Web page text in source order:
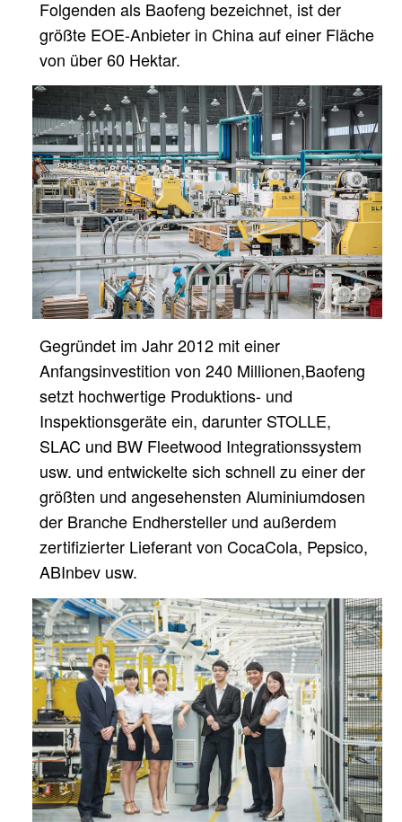
Folgenden als Baofeng bezeichnet, ist der
größte EOE-Anbieter in Chinaauf einer Fläche
von über 60 Hektar.
Gegründet im Jahr 2012 mit einer
Anfangsinvestition von 240 Millionen,Baofeng
setzt hochwertige Produktions- und
Inspektionsgeräte ein, darunter STOLLE,
SLAC und BW Fleetwood Integrationssystem
usw. und entwickelte sich schnell zu einer der
größten und angesehensten Aluminiumdosen
der Branche Endhersteller und außerdem
zertifizierter Lieferant von CocaCola, Pepsico,
ABInbev usw.